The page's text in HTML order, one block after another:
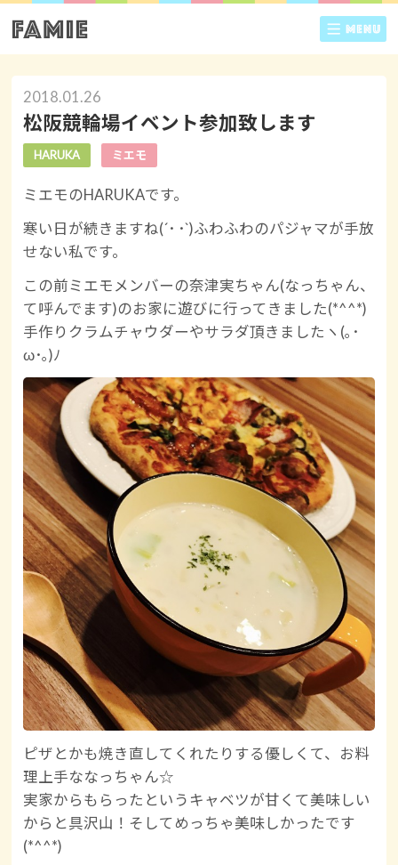
2018.01.26
松阪競輪場イベント参加致します
HARUKA ミエモ
ミエモのHARUKAです。
寒い日が続きますね(´･ ･`)ふわふわのパジャマが手放
せない私です。
この前ミエモメンバーの奈津実ちゃん(なっちゃん、
て呼んでます)のお家に遊びに行ってきました(*^^*)
手作りクラムチャウダーやサラダ頂きましたヽ(｡･
ω･｡)ﾉ
ピザとかも焼き直してくれたりする優しくて、お料
理上手ななっちゃん☆
実家からもらったというキャベツが甘くて美味しい
からと具沢山！そしてめっちゃ美味しかったです
(*^^*)